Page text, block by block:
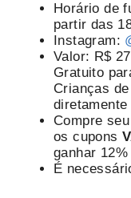
Horário de
partir das
Instagram:
Valor: R$
Gratuito
Crianças
Compre
os cupons
ganhar
É